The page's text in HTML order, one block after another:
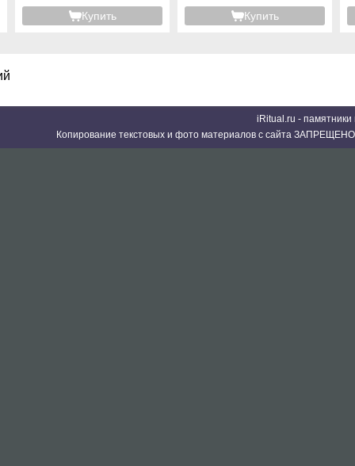
Купить Купить
iRitual.ru -
Копирование текстовых и фото материалов с сайта